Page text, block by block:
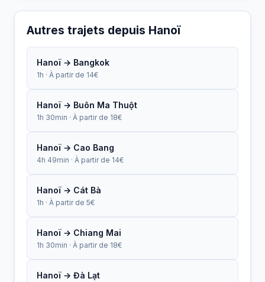
Autres trajets depuis Hanoï
Hanoï → Bangkok
1h · À partir de 14€
Hanoï → Buôn Ma Thuột
1h 30min · À partir de 18€
Hanoï → Cao Bang
4h 49min · À partir de 14€
Hanoï → Cát Bà
1h · À partir de 5€
Hanoï → Chiang Mai
1h 30min · À partir de 18€
Hanoï → Đà Lạt